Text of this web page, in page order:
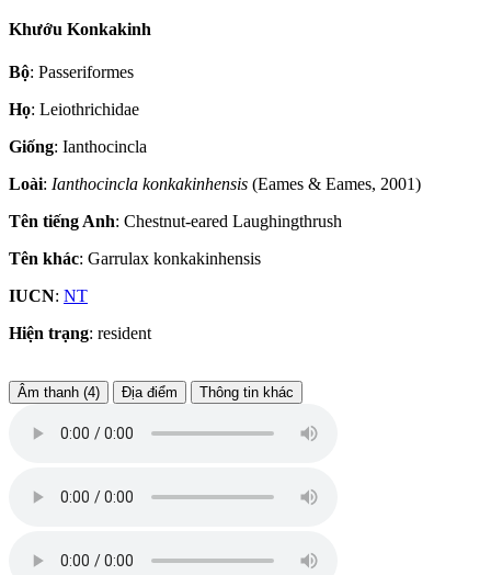
Khướu Konkakinh
Bộ: Passeriformes
Họ: Leiothrichidae
Giống: Ianthocincla
Loài: Ianthocincla konkakinhensis (Eames & Eames, 2001)
Tên tiếng Anh: Chestnut-eared Laughingthrush
Tên khác: Garrulax konkakinhensis
IUCN: NT
Hiện trạng: resident
Âm thanh (4) Địa điểm Thông tin khác